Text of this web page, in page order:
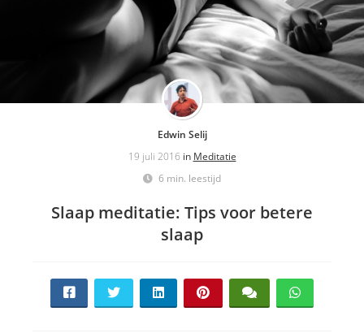
Edwin Selij
19 juli 2016 in Meditatie
6 min. leestijd
Slaap meditatie: Tips voor betere
slaap